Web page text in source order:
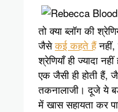
तो क्या ब्लॉग की
जैसेकई कहते हैंनहीं,
श्रेणियाँ ही ज्यादा
एक जैसी ही होती हैं,
तकनालाजी। दूजे ये
में खास सहायता कर